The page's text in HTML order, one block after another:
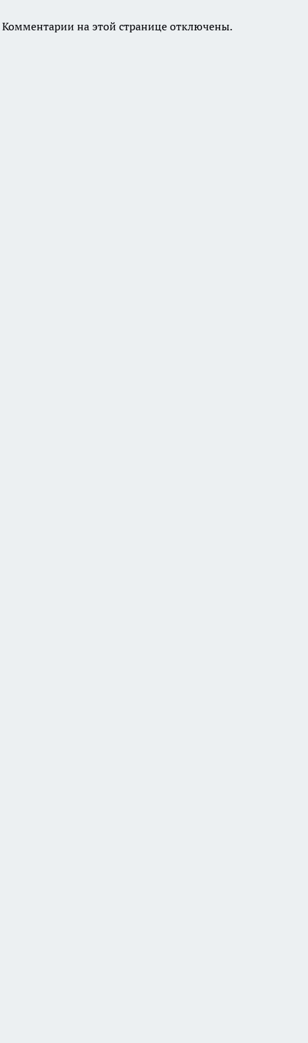
Комментарии на этой странице отключены.